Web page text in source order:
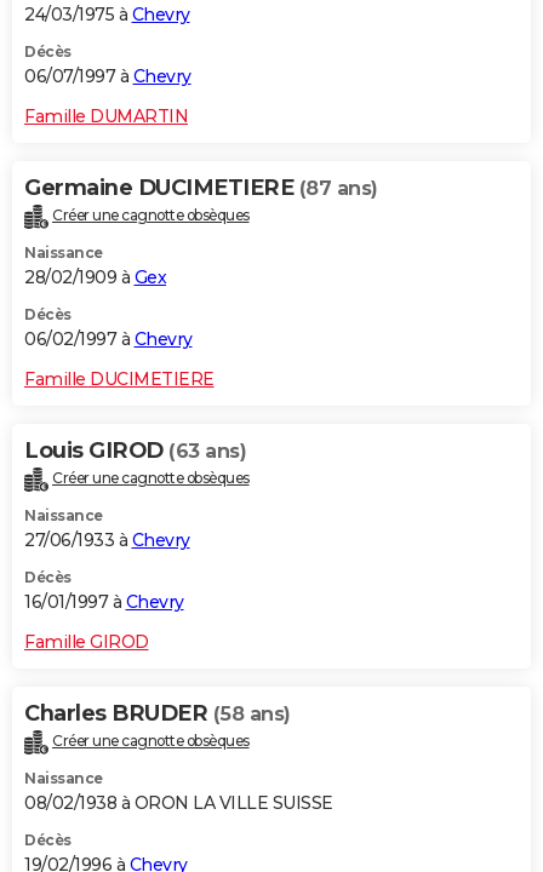
24/03/1975 à Chevry
Décès
06/07/1997 à Chevry
Famille DUMARTIN
Germaine DUCIMETIERE (87 ans)
Créer une cagnotte obsèques
Naissance
28/02/1909 à Gex
Décès
06/02/1997 à Chevry
Famille DUCIMETIERE
Louis GIROD (63 ans)
Créer une cagnotte obsèques
Naissance
27/06/1933 à Chevry
Décès
16/01/1997 à Chevry
Famille GIROD
Charles BRUDER (58 ans)
Créer une cagnotte obsèques
Naissance
08/02/1938 à ORON LA VILLE SUISSE
Décès
19/02/1996 à Chevry